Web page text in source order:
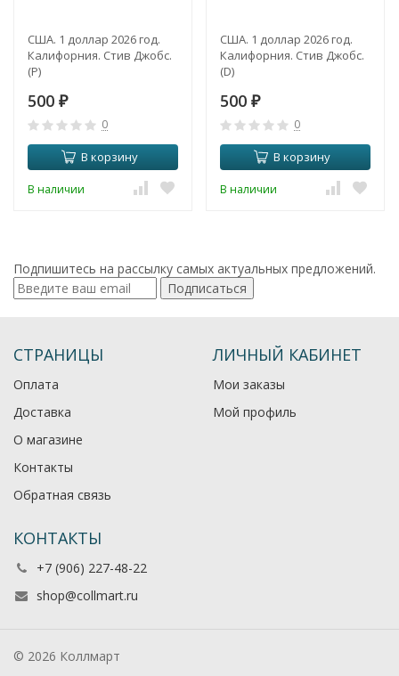
США. 1 доллар 2026 год.
Калифорния. Стив Джобс.
(P)
500 ₽
0
В корзину
В наличии
США. 1 доллар 2026 год.
Калифорния. Стив Джобс.
(D)
500 ₽
0
В корзину
В наличии
Подпишитесь на рассылку самых актуальных предложений.
Подписаться
СТРАНИЦЫ
Оплата
Доставка
О магазине
Контакты
Обратная связь
ЛИЧНЫЙ КАБИНЕТ
Мои заказы
Мой профиль
КОНТАКТЫ
+7 (906) 227-48-22
shop@collmart.ru
© 2026 Коллмарт